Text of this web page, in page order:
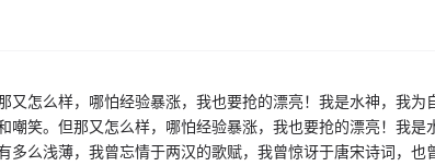
又怎么样，哪怕经验暴涨，我也要抢的漂亮！我是水神，我为
嘲笑。但那又怎么样，哪怕经验暴涨，我也要抢的漂亮！我是
么浅薄，我曾忘情于两汉的歌赋，我曾惊讶于唐宋诗词，也